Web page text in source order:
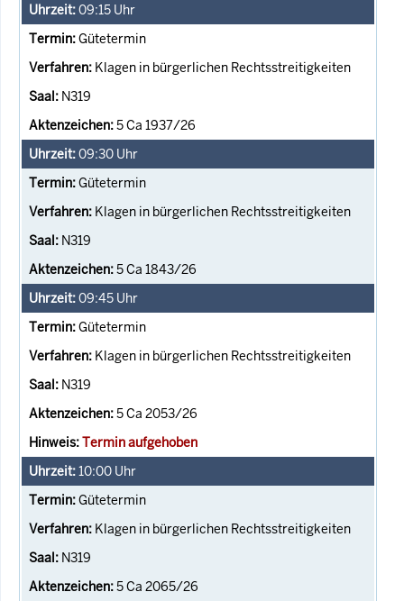
09:15 Uhr
Gütetermin
Klagen in bürgerlichen Rechtsstreitigkeiten
N319
5 Ca 1937/26
09:30 Uhr
Gütetermin
Klagen in bürgerlichen Rechtsstreitigkeiten
N319
5 Ca 1843/26
09:45 Uhr
Gütetermin
Klagen in bürgerlichen Rechtsstreitigkeiten
N319
5 Ca 2053/26
Termin aufgehoben
10:00 Uhr
Gütetermin
Klagen in bürgerlichen Rechtsstreitigkeiten
N319
5 Ca 2065/26